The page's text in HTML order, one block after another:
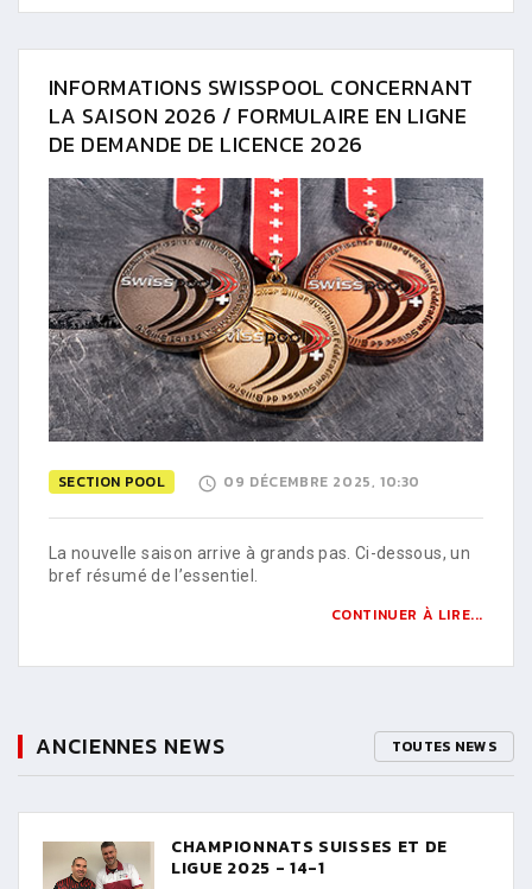
INFORMATIONS SWISSPOOL CONCERNANT
LA SAISON 2026 / FORMULAIRE EN LIGNE
DE DEMANDE DE LICENCE 2026
SECTION POOL 09 DÉCEMBRE 2025, 10:30
La nouvelle saison arrive à grands pas. Ci-dessous, un
bref résumé de l’essentiel.
CONTINUER À LIRE...
ANCIENNES NEWS TOUTES NEWS
CHAMPIONNATS SUISSES ET DE
LIGUE 2025 - 14-1